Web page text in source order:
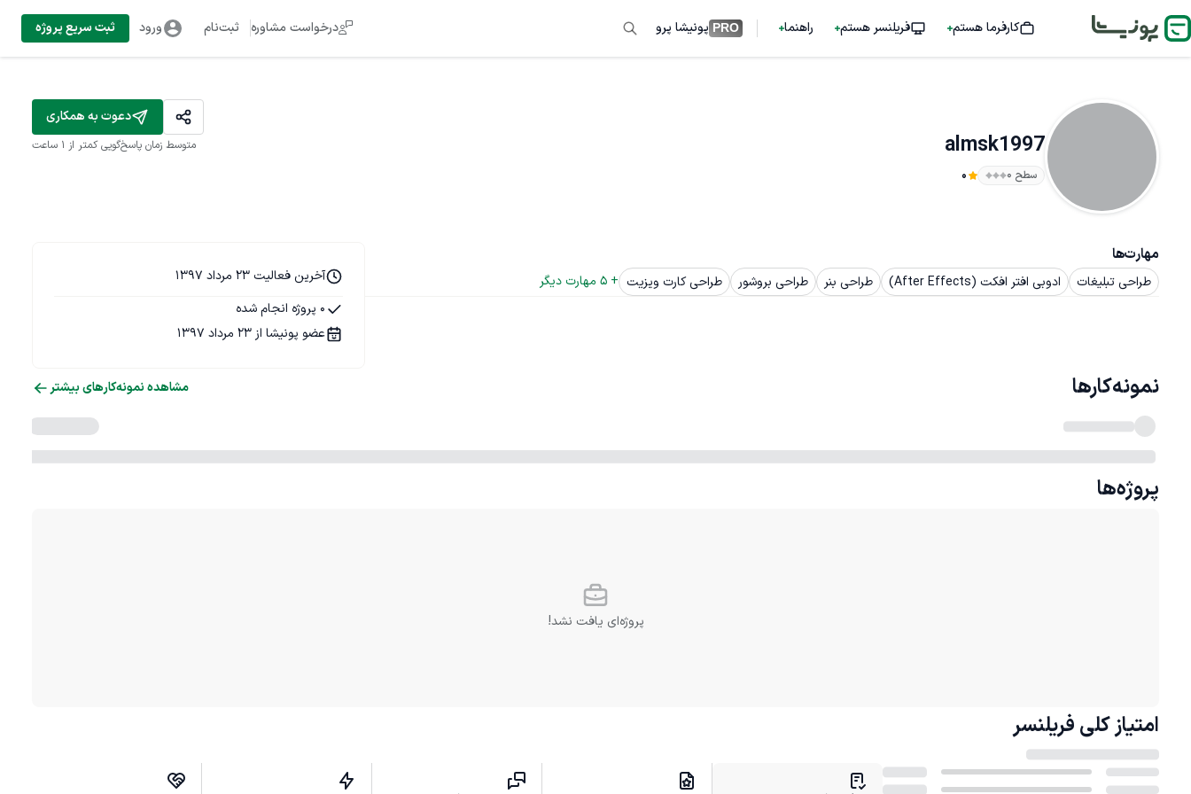
کارفرما هستم فریلنسر هستم راهنما PRO پونیشا پرو درخواست مشاوره ثبت‌نام ورود ثبت سریع پروژه
almsk1997
سطح ۰ 0
دعوت به همکاری
متوسط زمان پاسخ‌گویی کمتر از 1 ساعت
مهارت‌ها
طراحی تبلیغات ادوبی افتر افکت (After Effects) طراحی بنر طراحی بروشور طراحی کارت ویزیت +
5 مهارت دیگر
آخرین فعالیت 23 مرداد 1397
0 پروژه انجام شده
عضو پونیشا از 23 مرداد 1397
نمونه‌کارها مشاهده نمونه‌کارهای بیشتر
پروژه‌ها
پروژه‌ای یافت نشد!
امتیاز کلی فریلنسر